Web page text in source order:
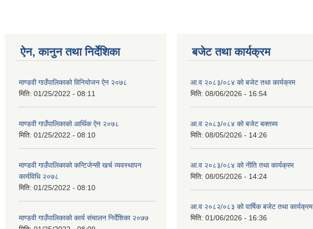
ऐन, कानुन तथा निर्देशिका
माण्डवी गाउँपालिकाको विनियोजन ऐन २०७८
मिति: 01/25/2022 - 08:11
माण्डवी गाउँपालिकाको आर्थिक ऐन २०७८
मिति: 01/25/2022 - 08:10
माण्डवी गाउँपालिकाको कन्टिजेन्सी खर्च व्यवस्थापन
कार्यविधि २०७८
मिति: 01/25/2022 - 08:10
माण्डवी गाउँपालिकाको कार्य संचालन निर्देशिका २०७७
बजेट तथा कार्यक्रम
आ.व २०८३/०८४ को बजेट तथा कार्यक्रम
मिति: 08/06/2026 - 16:54
आ.व २०८३/०८४ को बजेट बक्तब्य
मिति: 08/05/2026 - 14:26
आ.व २०८३/०८४ को नीति तथा कार्यक्रम
मिति: 08/05/2026 - 14:24
आ.व २०८२/०८३ को वार्षिक बजेट तथा कार्यक्रम
मिति: 01/06/2026 - 16:36